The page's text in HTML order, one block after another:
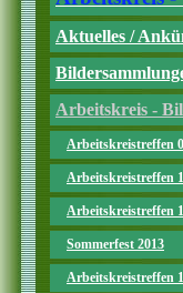
Aktuelles /
Arbeitskreis -
Arbeitskreistreffen
Arbeitskreistreffen
Arbeitskreistreffen
Sommerfest 2013
Arbeitskreistreffen